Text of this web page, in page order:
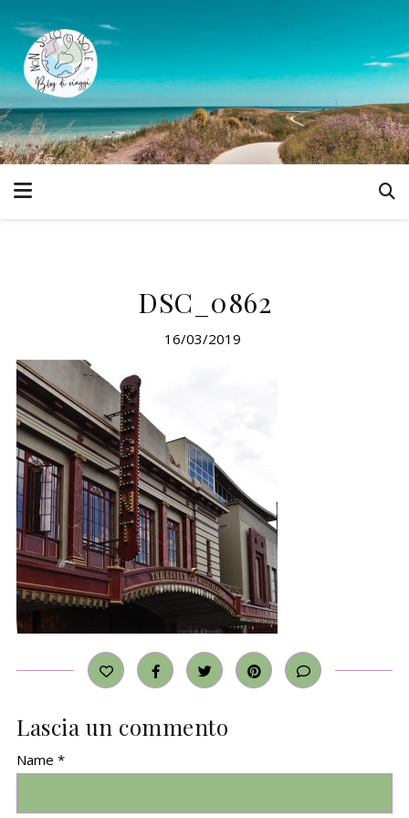
DSC_0862
16/03/2019
Lascia un commento
Name *